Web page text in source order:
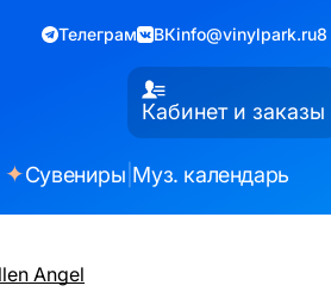
Телеграм ВКinfo@vinylpark.ru8
Кабинет и заказы
✦Сувениры Муз. календарь
Angel